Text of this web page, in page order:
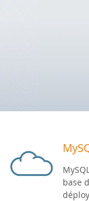
Nouveautés &
Zone
base